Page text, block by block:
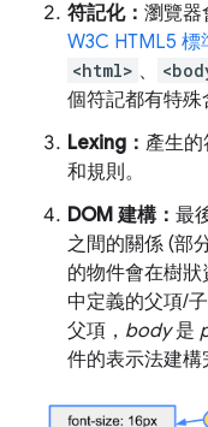
符記化： 瀏覽器
W3C HTML5 標
<html> 、
個符記都有特殊
Lexing： 產生
和規則。
DOM 建構： 最
之間的關係 (部
的物件會在樹
中定義的父項/子
父項， body是
件的表示法建構